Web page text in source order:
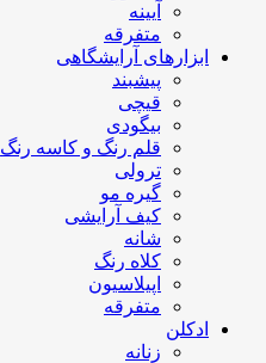
آیینه
متفرقه
ابزارهای آرایشگاهی
پیشبند
قیچی
بیگودی
قلم رنگ و کاسه رنگ
ترولی
گیره مو
کیف آرایشی
شانه
کلاه رنگ
اپیلاسیون
متفرقه
ادکلن
زنانه